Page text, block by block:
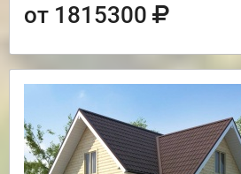
от 1815300